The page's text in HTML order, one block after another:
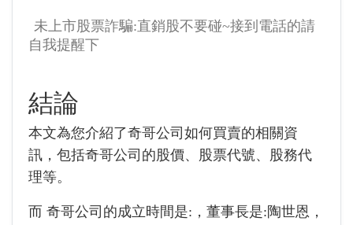
未上市股票詐騙:直銷股不要碰~接到電話的請
自我提醒下
結論
本文為您介紹了奇哥公司 如何買賣的相關資
訊，包括奇哥公司 的股價、股票代號、股務代
理等。
而 奇哥公司的成立時間是: ，董事長是: 陶世恩，